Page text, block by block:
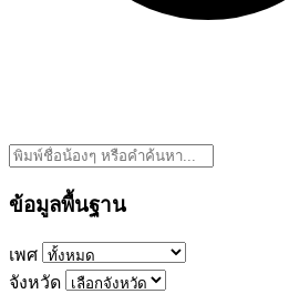
ข้อมูลพื้นฐาน
เพศ
จังหวัด